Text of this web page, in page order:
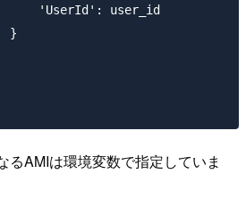
'UserId': user_id
}
るAMIは環境変数で指定していま